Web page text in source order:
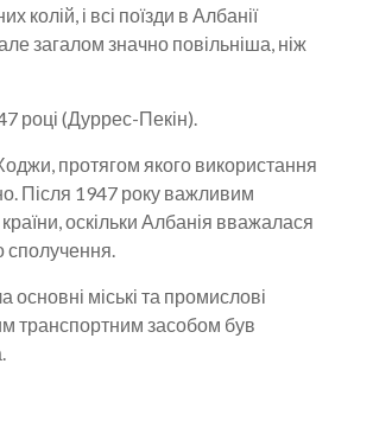
і всі поїзди в Албанії
загалом значно повільніша, ніж
році (Дуррес-Пекін).
протягом якого використання
Після 1947 року важливим
оскільки Албанія вважалася
сполучення.
основні міські та промислові
транспортним засобом був